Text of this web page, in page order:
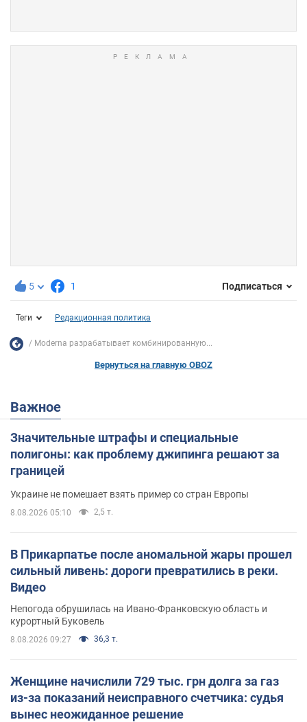
5 1 Подписаться
Теги Редакционная политика
Moderna разрабатывает комбинированную...
Вернуться на главную OBOZ
Важное
Значительные штрафы и специальные
полигоны: как проблему джипинга решают за
границей
Украине не помешает взять пример со стран Европы
8.08.2026 05:10 2,5 т.
В Прикарпатье после аномальной жары прошел
сильный ливень: дороги превратились в реки.
Видео
Непогода обрушилась на Ивано-Франковскую область и
курортный Буковель
8.08.2026 09:27 36,3 т.
Женщине начислили 729 тыс. грн долга за газ
из-за показаний неисправного счетчика: судья
вынес неожиданное решение